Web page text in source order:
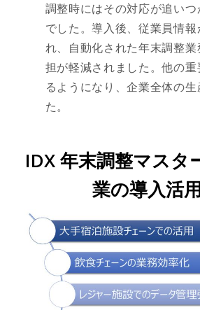
調整時にはその対応が追い
でした。導入後、従業員情
れ、自動化された年末調整
担が軽減されました。他の重
るようになり、企業全体の
た。
IDX 年末調整マスタ
業の導入活